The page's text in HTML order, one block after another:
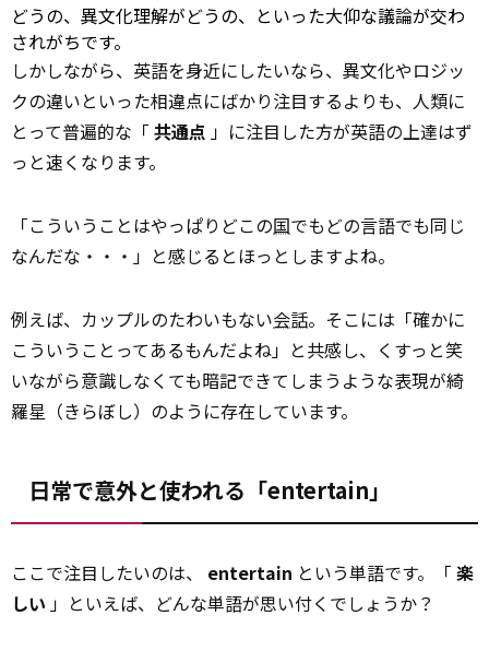
どうの、異文化理解がどうの、といった大仰な議論が交わ
されがちです。
しかしながら、英語を身近にしたいなら、異文化やロジッ
クの違いといった相違点にばかり注目するよりも、人類に
とって普遍的な「 共通点 」に注目した方が英語の上達はず
っと速くなります。
「こういうことはやっぱりどこの国でもどの言語でも同じ
なんだな・・・」と感じるとほっとしますよね。
例えば、カップルのたわいもない会話。そこには「確かに
こういうことってあるもんだよね」と共感し、くすっと笑
いながら意識しなくても暗記できてしまうような表現が綺
羅星（きらぼし）のように存在しています。
日常で意外と使われる「entertain」
ここで注目したいのは、 entertain という単語です。「 楽
しい 」といえば、どんな単語が思い付くでしょうか？